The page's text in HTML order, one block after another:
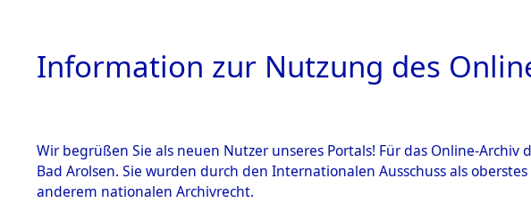
HOME BESTANDSBESCHREIBUNG
Information zur Nutzung des
Wir begrüßen Sie als neuen Nutzer unseres Portals! Für das Online-
Bad Arolsen. Sie wurden durch den Internationalen Ausschuss als
anderem nationalen Archivrecht.